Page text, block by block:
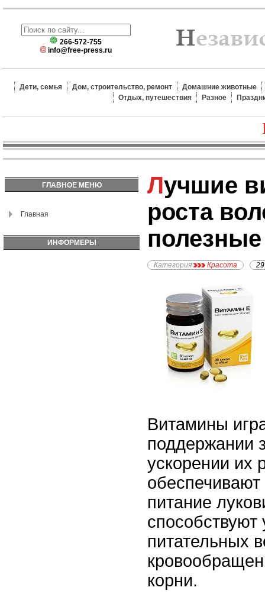
266-572-755
info@free-press.ru
Дети, семья Дом, строительство, ремонт
Домашние животные
Отдых, путешествия
Разное
ГЛАВНОЕ МЕНЮ
Главная
ИНФОРМЕРЫ
Лучшие витамины для
роста
Категория Красота
Витамины
поддержании
ускорении их
питание
питательных
корни.